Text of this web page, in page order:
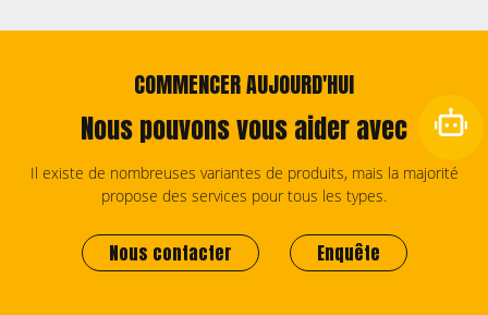
COMMENCER AUJOURD'HUI
Nous pouvons vous aider avec
Il existe de nombreuses variantes de produits, mais la majorité
propose des services pour tous les types.
Nous contacter Enquête